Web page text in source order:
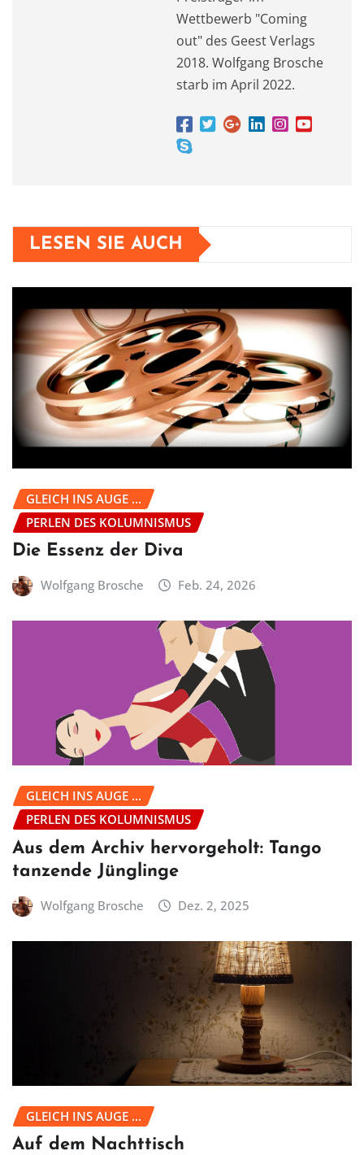
Wettbewerb "Coming
out" des Geest Verlags
2018. Wolfgang Brosche
starb im April 2022.
LESEN SIE AUCH
GLEICH INS AUGE ...
PERLEN DES KOLUMNISMUS
Die Essenz der Diva
Wolfgang Brosche Feb. 24, 2026
GLEICH INS AUGE ...
PERLEN DES KOLUMNISMUS
Aus dem Archiv hervorgeholt: Tango
tanzende Jünglinge
Wolfgang Brosche Dez. 2, 2025
GLEICH INS AUGE ...
Auf dem Nachttisch